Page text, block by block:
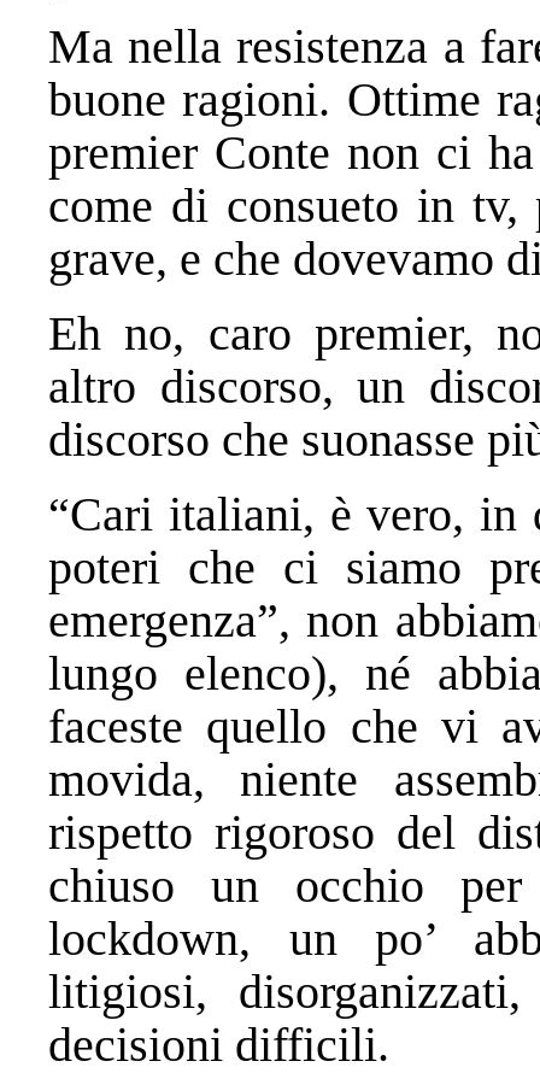
Ma nella resistenza a
buone ragioni. Ottime
premier Conte non ci
come di consueto in
grave, e che dovevamo
Eh no, caro premier,
altro discorso, un
discorso che suonasse
“Cari italiani, è vero, in
poteri che ci siamo
emergenza”, non
lungo elenco), né
faceste quello che vi
movida, niente
rispetto rigoroso del
chiuso un occhio
lockdown, un po’
litigiosi,
decisioni difficili.